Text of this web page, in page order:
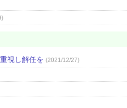
視し解任を (2021/12/27)